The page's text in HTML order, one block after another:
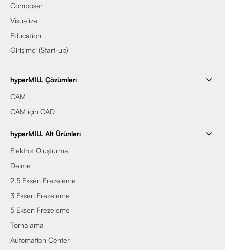
Composer
Visualize
Education
Girişimci (Start-up)
hyperMILL Çözümleri
CAM
CAM için CAD
hyperMILL Alt Ürünleri
Elektrot Oluşturma
Delme
2.5 Eksen Frezeleme
3 Eksen Frezeleme
5 Eksen Frezeleme
Tornalama
Automation Center